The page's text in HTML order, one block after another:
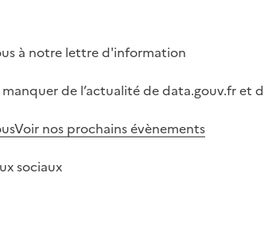
à notre lettre d'information
manquer de l’actualité de data.gouv.fr et
Voir nos prochains évènements
sociaux